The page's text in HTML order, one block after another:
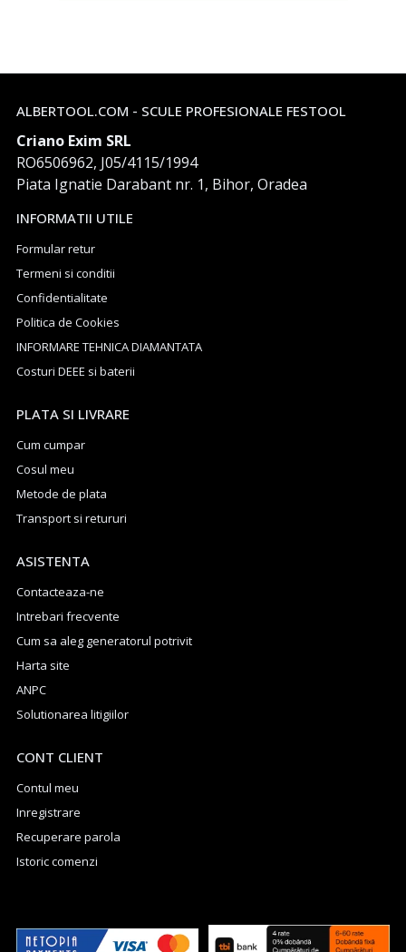
ALBERTOOL.COM - SCULE PROFESIONALE FESTOOL
Criano Exim SRL
RO6506962, J05/4115/1994
Piata Ignatie Darabant nr. 1, Bihor, Oradea
INFORMATII UTILE
Formular retur
Termeni si conditii
Confidentialitate
Politica de Cookies
INFORMARE TEHNICA DIAMANTATA
Costuri DEEE si baterii
PLATA SI LIVRARE
Cum cumpar
Cosul meu
Metode de plata
Transport si retururi
ASISTENTA
Contacteaza-ne
Intrebari frecvente
Cum sa aleg generatorul potrivit
Harta site
ANPC
Solutionarea litigiilor
CONT CLIENT
Contul meu
Inregistrare
Recuperare parola
Istoric comenzi